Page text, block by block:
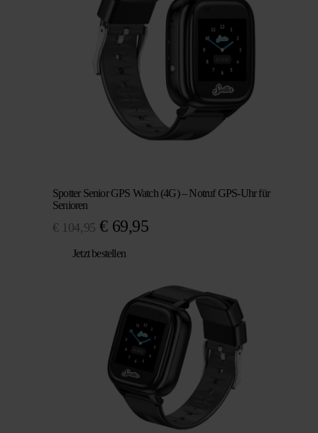
Spotter Senior GPS Watch (4G) – Notruf GPS-Uhr für
Senioren
€ 104,95 Ursprünglicher
war:
€ 69,95Aktueller
€ 69,95.
Jetzt bestellen